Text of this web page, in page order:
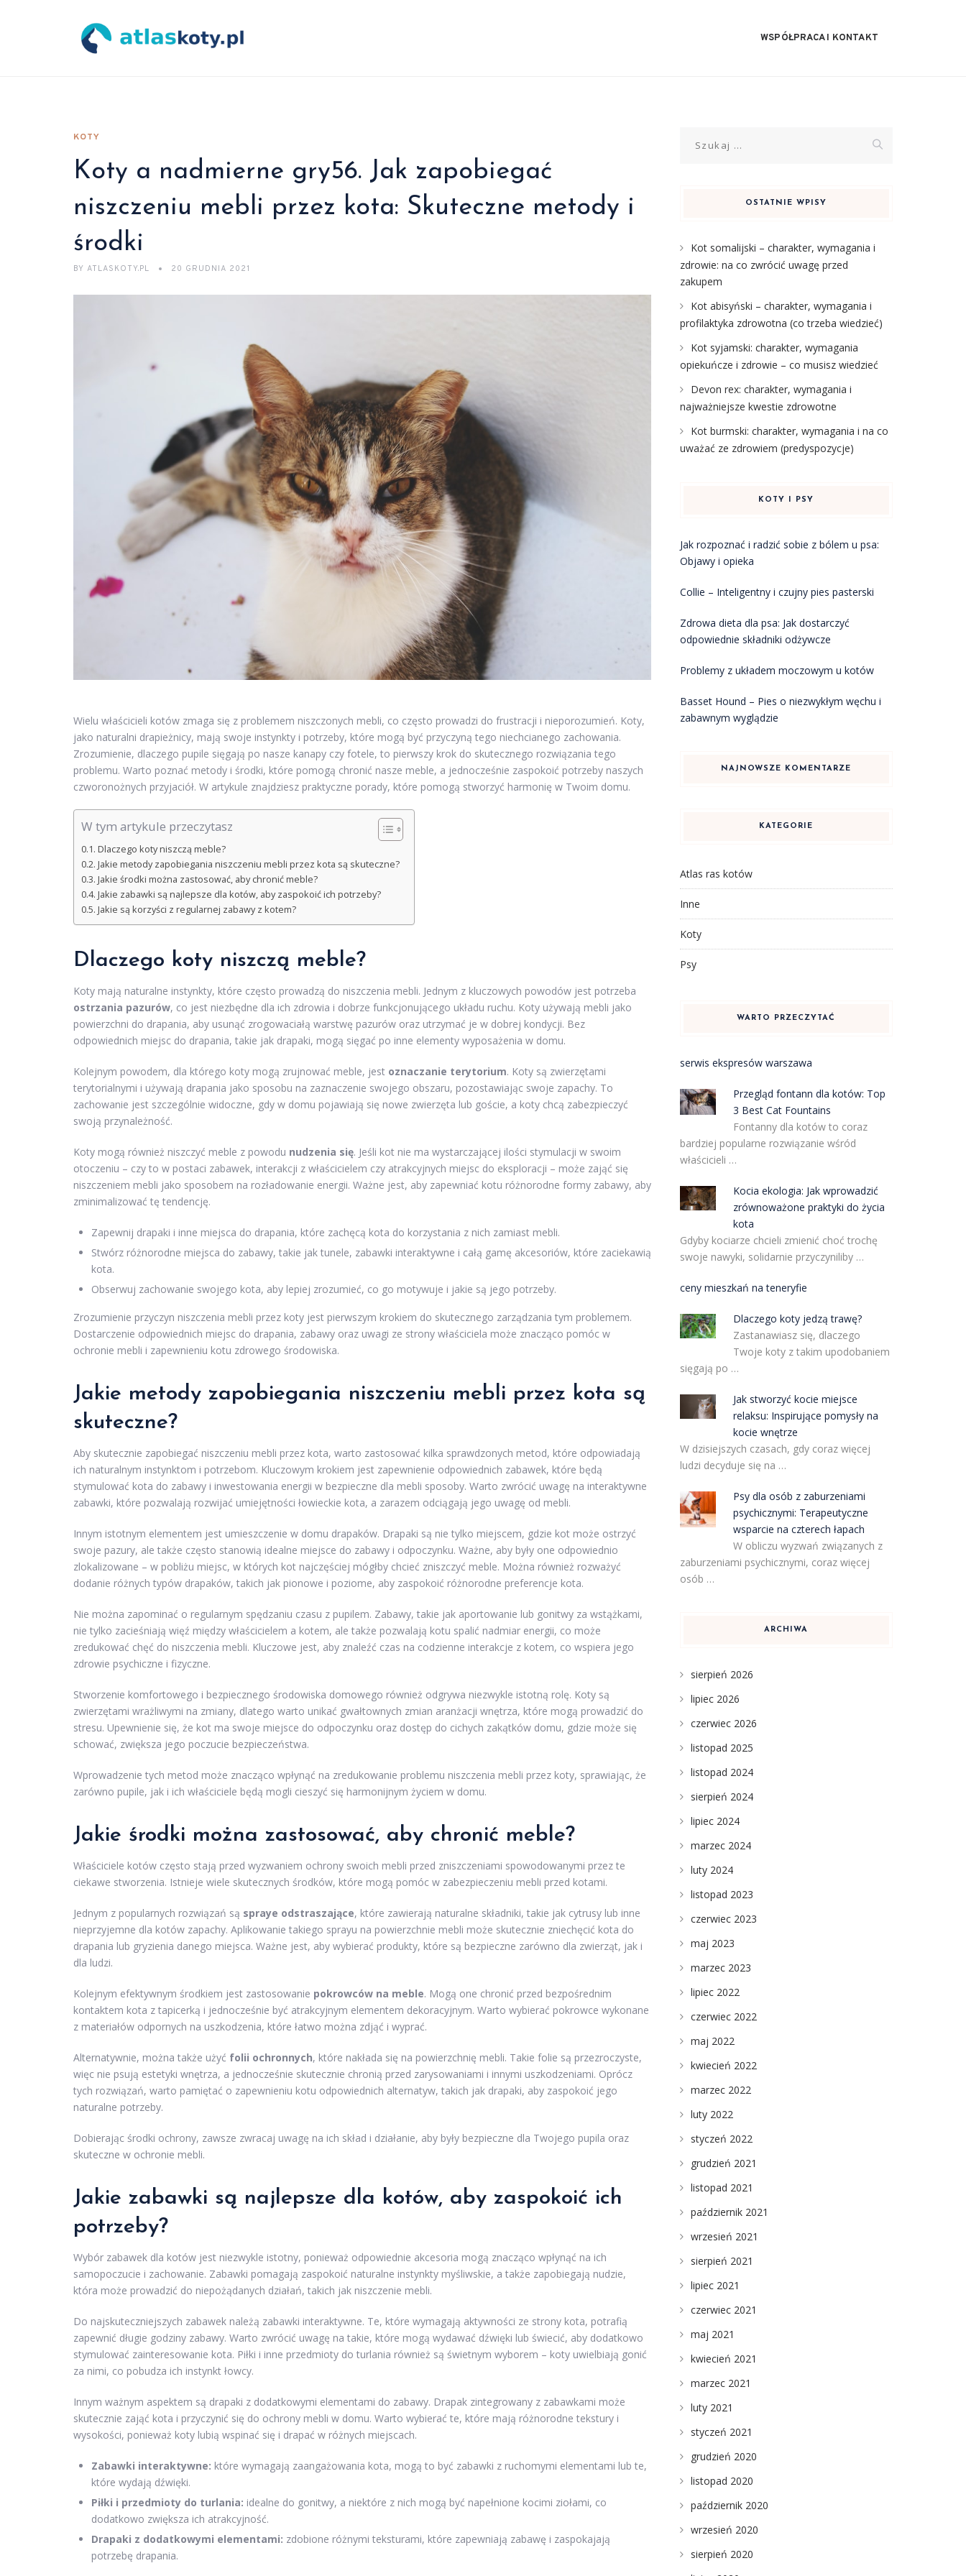
WSPÓŁPRACA I KONTAKT
KOTY
Koty a nadmierne gry56. Jak zapobiegać
niszczeniu mebli przez kota: Skuteczne metody i
środki
BY ATLASKOTY.PL 20 GRUDNIA 2021
Wielu właścicieli kotów zmaga się z problemem niszczonych mebli, co często prowadzi do frustracji i nieporozumień. Koty,
jako naturalni drapieżnicy, mają swoje instynkty i potrzeby, które mogą być przyczyną tego niechcianego zachowania.
Zrozumienie, dlaczego pupile sięgają po nasze kanapy czy fotele, to pierwszy krok do skutecznego rozwiązania tego
problemu. Warto poznać metody i środki, które pomogą chronić nasze meble, a jednocześnie zaspokoić potrzeby naszych
czworonożnych przyjaciół. W artykule znajdziesz praktyczne porady, które pomogą stworzyć harmonię w Twoim domu.
W tym artykule przeczytasz
Dlaczego koty niszczą meble?
Jakie metody zapobiegania niszczeniu mebli przez kota są skuteczne?
Jakie środki można zastosować, aby chronić meble?
Jakie zabawki są najlepsze dla kotów, aby zaspokoić ich potrzeby?
Jakie są korzyści z regularnej zabawy z kotem?
Dlaczego koty niszczą meble?
Koty mają naturalne instynkty, które często prowadzą do niszczenia mebli. Jednym z kluczowych powodów jest potrzeba
ostrzania pazurów, co jest niezbędne dla ich zdrowia i dobrze funkcjonującego układu ruchu. Koty używają mebli jako
powierzchni do drapania, aby usunąć zrogowaciałą warstwę pazurów oraz utrzymać je w dobrej kondycji. Bez
odpowiednich miejsc do drapania, takie jak drapaki, mogą sięgać po inne elementy wyposażenia w domu.
Kolejnym powodem, dla którego koty mogą zrujnować meble, jest oznaczanie terytorium. Koty są zwierzętami
terytorialnymi i używają drapania jako sposobu na zaznaczenie swojego obszaru, pozostawiając swoje zapachy. To
zachowanie jest szczególnie widoczne, gdy w domu pojawiają się nowe zwierzęta lub goście, a koty chcą zabezpieczyć
swoją przynależność.
Koty mogą również niszczyć meble z powodu nudzenia się. Jeśli kot nie ma wystarczającej ilości stymulacji w swoim
otoczeniu – czy to w postaci zabawek, interakcji z właścicielem czy atrakcyjnych miejsc do eksploracji – może zająć się
niszczeniem mebli jako sposobem na rozładowanie energii. Ważne jest, aby zapewniać kotu różnorodne formy zabawy, aby
zminimalizować tę tendencję.
Zapewnij drapaki i inne miejsca do drapania, które zachęcą kota do korzystania z nich zamiast mebli.
Stwórz różnorodne miejsca do zabawy, takie jak tunele, zabawki interaktywne i całą gamę akcesoriów, które zaciekawią
kota.
Obserwuj zachowanie swojego kota, aby lepiej zrozumieć, co go motywuje i jakie są jego potrzeby.
Zrozumienie przyczyn niszczenia mebli przez koty jest pierwszym krokiem do skutecznego zarządzania tym problemem.
Dostarczenie odpowiednich miejsc do drapania, zabawy oraz uwagi ze strony właściciela może znacząco pomóc w
ochronie mebli i zapewnieniu kotu zdrowego środowiska.
Jakie metody zapobiegania niszczeniu mebli przez kota są
skuteczne?
Aby skutecznie zapobiegać niszczeniu mebli przez kota, warto zastosować kilka sprawdzonych metod, które odpowiadają
ich naturalnym instynktom i potrzebom. Kluczowym krokiem jest zapewnienie odpowiednich zabawek, które będą
stymulować kota do zabawy i inwestowania energii w bezpieczne dla mebli sposoby. Warto zwrócić uwagę na interaktywne
zabawki, które pozwalają rozwijać umiejętności łowieckie kota, a zarazem odciągają jego uwagę od mebli.
Innym istotnym elementem jest umieszczenie w domu drapaków. Drapaki są nie tylko miejscem, gdzie kot może ostrzyć
swoje pazury, ale także często stanowią idealne miejsce do zabawy i odpoczynku. Ważne, aby były one odpowiednio
zlokalizowane – w pobliżu miejsc, w których kot najczęściej mógłby chcieć zniszczyć meble. Można również rozważyć
dodanie różnych typów drapaków, takich jak pionowe i poziome, aby zaspokoić różnorodne preferencje kota.
Nie można zapominać o regularnym spędzaniu czasu z pupilem. Zabawy, takie jak aportowanie lub gonitwy za wstążkami,
nie tylko zacieśniają więź między właścicielem a kotem, ale także pozwalają kotu spalić nadmiar energii, co może
zredukować chęć do niszczenia mebli. Kluczowe jest, aby znaleźć czas na codzienne interakcje z kotem, co wspiera jego
zdrowie psychiczne i fizyczne.
Stworzenie komfortowego i bezpiecznego środowiska domowego również odgrywa niezwykle istotną rolę. Koty są
zwierzętami wrażliwymi na zmiany, dlatego warto unikać gwałtownych zmian aranżacji wnętrza, które mogą prowadzić do
stresu. Upewnienie się, że kot ma swoje miejsce do odpoczynku oraz dostęp do cichych zakątków domu, gdzie może się
schować, zwiększa jego poczucie bezpieczeństwa.
Wprowadzenie tych metod może znacząco wpłynąć na zredukowanie problemu niszczenia mebli przez koty, sprawiając, że
zarówno pupile, jak i ich właściciele będą mogli cieszyć się harmonijnym życiem w domu.
Jakie środki można zastosować, aby chronić meble?
Właściciele kotów często stają przed wyzwaniem ochrony swoich mebli przed zniszczeniami spowodowanymi przez te
ciekawe stworzenia. Istnieje wiele skutecznych środków, które mogą pomóc w zabezpieczeniu mebli przed kotami.
Jednym z popularnych rozwiązań są spraye odstraszające, które zawierają naturalne składniki, takie jak cytrusy lub inne
nieprzyjemne dla kotów zapachy. Aplikowanie takiego sprayu na powierzchnie mebli może skutecznie zniechęcić kota do
drapania lub gryzienia danego miejsca. Ważne jest, aby wybierać produkty, które są bezpieczne zarówno dla zwierząt, jak i
dla ludzi.
Kolejnym efektywnym środkiem jest zastosowanie pokrowców na meble. Mogą one chronić przed bezpośrednim
kontaktem kota z tapicerką i jednocześnie być atrakcyjnym elementem dekoracyjnym. Warto wybierać pokrowce wykonane
z materiałów odpornych na uszkodzenia, które łatwo można zdjąć i wyprać.
Alternatywnie, można także użyć folii ochronnych, które nakłada się na powierzchnię mebli. Takie folie są przezroczyste,
więc nie psują estetyki wnętrza, a jednocześnie skutecznie chronią przed zarysowaniami i innymi uszkodzeniami. Oprócz
tych rozwiązań, warto pamiętać o zapewnieniu kotu odpowiednich alternatyw, takich jak drapaki, aby zaspokoić jego
naturalne potrzeby.
Dobierając środki ochrony, zawsze zwracaj uwagę na ich skład i działanie, aby były bezpieczne dla Twojego pupila oraz
skuteczne w ochronie mebli.
Jakie zabawki są najlepsze dla kotów, aby zaspokoić ich
potrzeby?
Wybór zabawek dla kotów jest niezwykle istotny, ponieważ odpowiednie akcesoria mogą znacząco wpłynąć na ich
samopoczucie i zachowanie. Zabawki pomagają zaspokoić naturalne instynkty myśliwskie, a także zapobiegają nudzie,
która może prowadzić do niepożądanych działań, takich jak niszczenie mebli.
Do najskuteczniejszych zabawek należą zabawki interaktywne. Te, które wymagają aktywności ze strony kota, potrafią
zapewnić długie godziny zabawy. Warto zwrócić uwagę na takie, które mogą wydawać dźwięki lub świecić, aby dodatkowo
stymulować zainteresowanie kota. Piłki i inne przedmioty do turlania również są świetnym wyborem – koty uwielbiają gonić
za nimi, co pobudza ich instynkt łowcy.
Innym ważnym aspektem są drapaki z dodatkowymi elementami do zabawy. Drapak zintegrowany z zabawkami może
skutecznie zająć kota i przyczynić się do ochrony mebli w domu. Warto wybierać te, które mają różnorodne tekstury i
wysokości, ponieważ koty lubią wspinać się i drapać w różnych miejscach.
Zabawki interaktywne: które wymagają zaangażowania kota, mogą to być zabawki z ruchomymi elementami lub te,
które wydają dźwięki.
Piłki i przedmioty do turlania: idealne do gonitwy, a niektóre z nich mogą być napełnione kocimi ziołami, co
dodatkowo zwiększa ich atrakcyjność.
Drapaki z dodatkowymi elementami: zdobione różnymi teksturami, które zapewniają zabawę i zaspokajają
potrzebę drapania.
OSTATNIE WPISY
Kot somalijski – charakter, wymagania i
zdrowie: na co zwrócić uwagę przed
zakupem
Kot abisyński – charakter, wymagania i
profilaktyka zdrowotna (co trzeba wiedzieć)
Kot syjamski: charakter, wymagania
opiekuńcze i zdrowie – co musisz wiedzieć
Devon rex: charakter, wymagania i
najważniejsze kwestie zdrowotne
Kot burmski: charakter, wymagania i na co
uważać ze zdrowiem (predyspozycje)
KOTY I PSY
Jak rozpoznać i radzić sobie z bólem u psa:
Objawy i opieka
Collie – Inteligentny i czujny pies pasterski
Zdrowa dieta dla psa: Jak dostarczyć
odpowiednie składniki odżywcze
Problemy z układem moczowym u kotów
Basset Hound – Pies o niezwykłym węchu i
zabawnym wyglądzie
NAJNOWSZE KOMENTARZE
KATEGORIE
Atlas ras kotów
Inne
Koty
Psy
WARTO PRZECZYTAĆ
serwis ekspresów warszawa
Przegląd fontann dla kotów: Top
3 Best Cat Fountains
Fontanny dla kotów to coraz
bardziej popularne rozwiązanie wśród
właścicieli …
Kocia ekologia: Jak wprowadzić
zrównoważone praktyki do życia
kota
Gdyby kociarze chcieli zmienić choć trochę
swoje nawyki, solidarnie przyczyniliby …
ceny mieszkań na teneryfie
Dlaczego koty jedzą trawę?
Zastanawiasz się, dlaczego
Twoje koty z takim upodobaniem
sięgają po …
Jak stworzyć kocie miejsce
relaksu: Inspirujące pomysły na
kocie wnętrze
W dzisiejszych czasach, gdy coraz więcej
ludzi decyduje się na …
Psy dla osób z zaburzeniami
psychicznymi: Terapeutyczne
wsparcie na czterech łapach
W obliczu wyzwań związanych z
zaburzeniami psychicznymi, coraz więcej
osób …
ARCHIWA
sierpień 2026
lipiec 2026
czerwiec 2026
listopad 2025
listopad 2024
sierpień 2024
lipiec 2024
marzec 2024
luty 2024
listopad 2023
czerwiec 2023
maj 2023
marzec 2023
lipiec 2022
czerwiec 2022
maj 2022
kwiecień 2022
marzec 2022
luty 2022
styczeń 2022
grudzień 2021
listopad 2021
październik 2021
wrzesień 2021
sierpień 2021
lipiec 2021
czerwiec 2021
maj 2021
kwiecień 2021
marzec 2021
luty 2021
styczeń 2021
grudzień 2020
listopad 2020
październik 2020
wrzesień 2020
sierpień 2020